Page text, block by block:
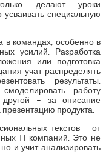
делают уроки
специальную
в командах, особенно в
усилий. Разработка
или подготовка
учат распределять
результаты.
работу
другой – за описание
продукта.
текстов – от
IT-компаний. Это не
и учит анализировать